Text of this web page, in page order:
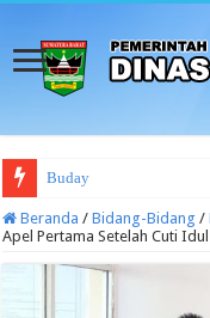
Budaya Sekolah Aman
Beranda / Bidang-Bidang /
Apel Pertama Setelah Cuti Idul